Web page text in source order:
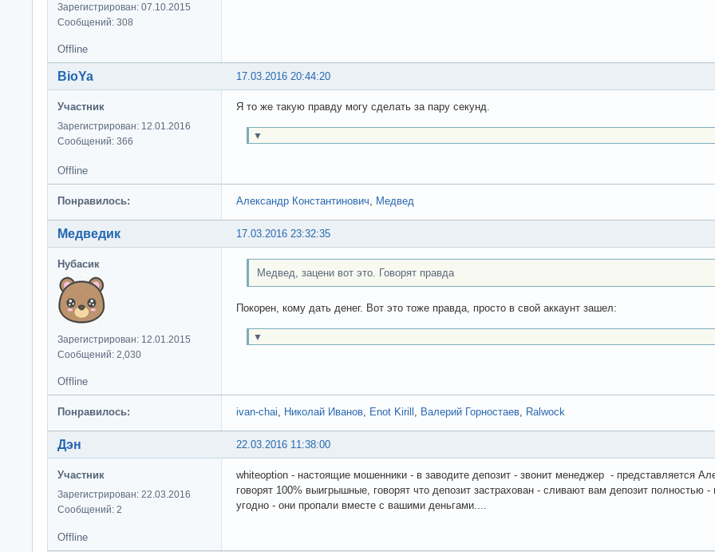
Зарегистрирован: 07.10.2015
Сообщений: 308
Offline
17.03.2016 20:44:20
BioYa
Участник
Зарегистрирован: 12.01.2016
Сообщений: 366
Я то же такую правду могу сделать за пару секунд.
▼
Offline
Понравилось: Александр Константинович, Медвед
17.03.2016 23:32:35
Медведик
Нубасик
Зарегистрирован: 12.01.2015
Сообщений: 2,030
Медвед, зацени вот это. Говорят правда
Покорен, кому дать денег. Вот это тоже правда, просто в свой аккаунт зашел:
▼
Offline
Понравилось: ivan-chai, Николай Иванов, Enot Kirill , Валерий Горностаев, Ralwock
22.03.2016 11:38:00
Дэн
Участник
Зарегистрирован: 22.03.2016
Сообщений: 2
whiteoption - настоящие мошенники - в заводите депозит - звонит менеджер - представляется
говорят 100% выигрышные, говорят что депозит застрахован - сливают вам депозит полностью
угодно - они пропали вместе с вашими деньгами....
Offline